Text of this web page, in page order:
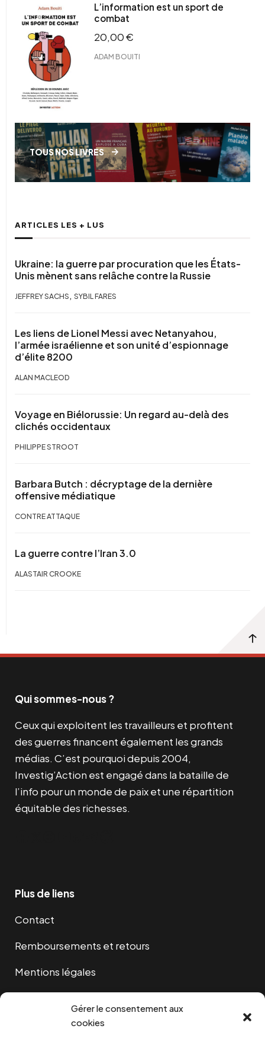
Gérer le consentement aux
cookies
L’information est un sport de
combat
20,00€
ADAM BOUITI
TOUS NOS LIVRES
ARTICLES LES + LUS
Ukraine: la guerre par procuration que les États-
Unis mènent sans relâche contre la Russie
JEFFREY SACHS , SYBIL FARES
Les liens de Lionel Messi avec Netanyahou,
l’armée israélienne et son unité d’espionnage
d’élite 8200
ALAN MACLEOD
Voyage en Biélorussie: Un regard au-delà des
clichés occidentaux
PHILIPPE STROOT
Barbara Butch : décryptage de la dernière
offensive médiatique
CONTRE ATTAQUE
La guerre contre l’Iran 3.0
ALASTAIR CROOKE
Qui sommes-nous ?
Ceux qui exploitent les travailleurs et profitent
des guerres financent également les grands
médias. C’est pourquoi depuis 2004,
Investig’Action est engagé dans la bataille de
l’info pour un monde de paix et une répartition
équitable des richesses.
Plus de liens
Contact
Remboursements et retours
Mentions légales